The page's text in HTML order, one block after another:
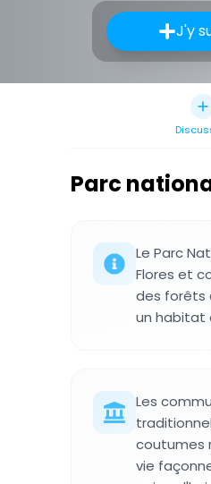
J'y
Parc
Le Parc
Flores et
des forêts
un habitat
Les
coutumes
vie